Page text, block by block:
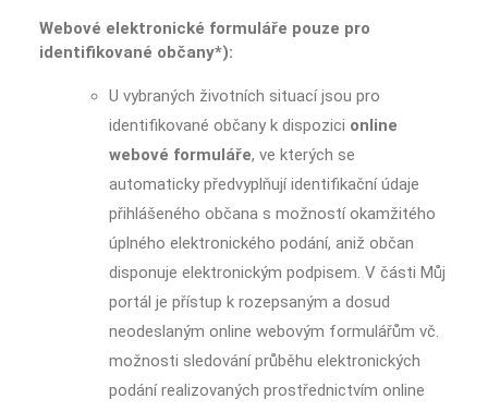
Webové elektronické formuláře pouze pro
identifikované občany*):
U vybraných životních situací jsou pro
identifikované občany k dispozici online
webové formuláře, ve kterých se
automaticky předvyplňují identifikační údaje
přihlášeného občana s možností okamžitého
úplného elektronického podání, aniž občan
disponuje elektronickým podpisem. V části Můj
portál je přístup k rozepsaným a dosud
neodeslaným online webovým formulářům vč.
možnosti sledování průběhu elektronických
podání realizovaných prostřednictvím online